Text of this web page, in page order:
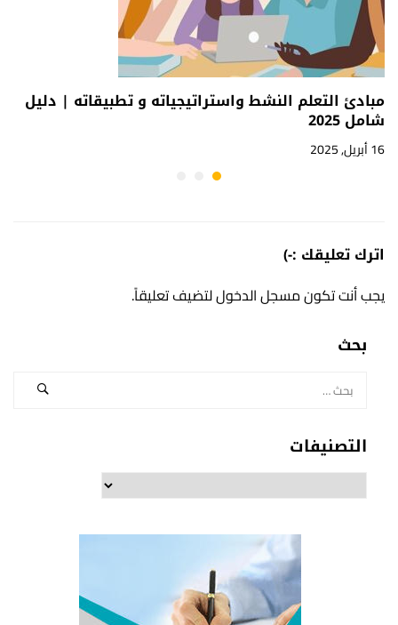
مبادئ التعلم النشط واستراتيجياته و تطبيقاته | دليل
شامل 2025
16 أبريل, 2025
اترك تعليقك :-)
يجب أنت تكونمسجل الدخوللتضيف تعليقاً.
بحث
التصنيفات